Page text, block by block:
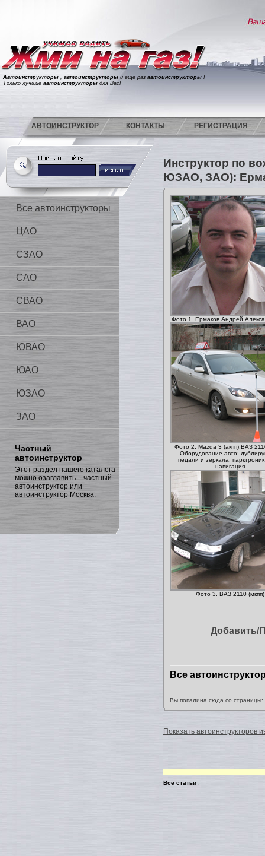
Автоинструкторы , автоинструкторы и ещё раз автоинструкторы !
Только лучшие автоинструкторы для Вас!
АВТОИНСТРУКТОР КОНТАКТЫ РЕГИСТРАЦИЯ
Все автоинструкторы
ЦАО
СЗАО
САО
СВАО
ВАО
ЮВАО
ЮАО
ЮЗАО
ЗАО
Частный
автоинструктор
Этот раздел нашего каталога
можно озаглавить – частный
автоинструктор или
автоинструктор Москва.
Инструктор по
ЮЗАО, ЗАО):
Фото 1. Ермаков Андрей
Фото 2. Mazda 3 (акпп);ВАЗ
Оборудование авто:
педали и зеркала,
навигация
Фото 3. ВАЗ 2110 (мкпп)
Добавить/
Все
Вы попалина сюда со
Показать автоинструкторов
Все статьи :